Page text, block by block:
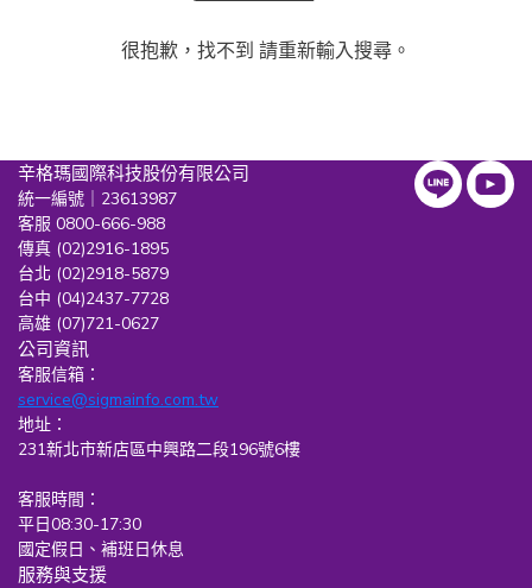
很抱歉，找不到 請重新輸入搜尋。
辛格瑪國際科技股份有限公司
統一編號｜23613987
客服 0800-666-988
傳真 (02)2916-1895
台北 (02)2918-5879
台中 (04)2437-7728
高雄 (07)721-0627
公司資訊
客服信箱：
service@sigmainfo.com.tw
地址：
231新北市新店區中興路二段196號6樓
客服時間：
平日08:30-17:30
國定假日、補班日休息
服務與支援